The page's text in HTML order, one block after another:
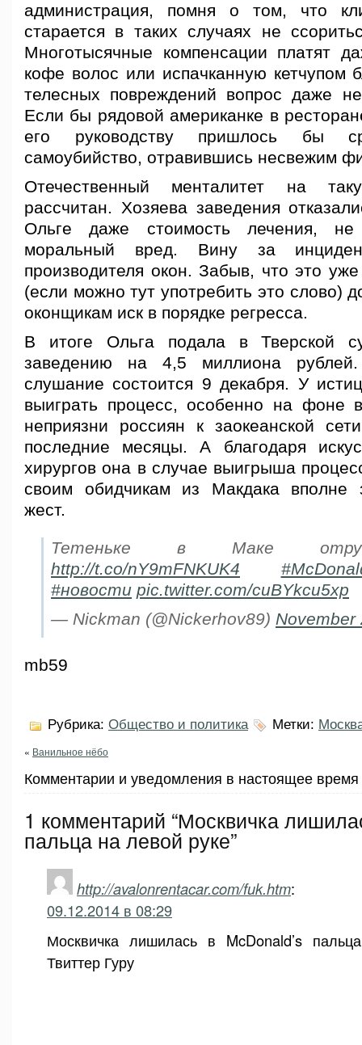
администрация, помня о том, что
старается в таких случаях не
Многотысячные компенсации платят
кофе волос или испачканную кетчупом
телесных повреждений вопрос даже
Если бы рядовой американке в
его руководству пришлось бы
самоубийство, отравившись несвежим
Отечественный менталитет на
рассчитан. Хозяева заведения
Ольге даже стоимость лечения,
моральный вред. Вину за
производителя окон. Забыв, что это
(если можно тут употребить это слово)
оконщикам иск в порядке регресса.
В итоге Ольга подала в Тверской
заведению на 4,5 миллиона рублей.
слушание состоится 9 декабря. У
выиграть процесс, особенно на фоне
неприязни россиян к заокеанской
последние месяцы. А благодаря
хирургов она в случае выигрыша
своим обидчикам из Макдака вполне
жест.
Тетеньке в Маке
http://t.co/nY9mFNKUK4
#новости pic.twitter.com/cuBYkcu5xp
— Nickman (@Nickerhov89) November
mb59
Рубрика: Общество и политика Метки:
« Ванильное нёбо
Комментарии и уведомления в настоящее
1 комментарий “Москвичка
пальца на левой руке”
http://avalonrentacar.com/fuk.htm:
09.12.2014 в 08:29
Москвичка лишилась в McDonald’s
Твиттер Гуру